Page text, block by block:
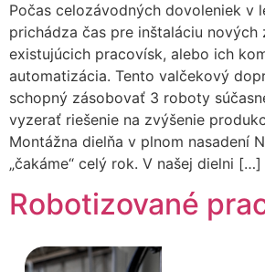
Počas celozávodných dovoleniek v
prichádza čas pre inštaláciu nových
existujúcich pracovísk, alebo ich
automatizácia. Tento valčekový
schopný zásobovať 3 roboty
vyzerať riešenie na zvýšenie
Montážna dielňa v plnom nasadení
„čakáme“ celý rok. V našej dielni […]
Robotizované